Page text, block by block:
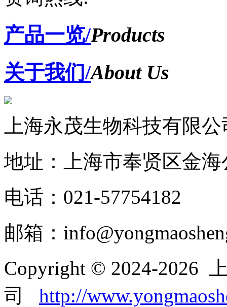
产品一览/Products
关于我们/About Us
上海永茂生物科技有限公
地址：上海市奉贤区金海
电话：021-57754182
邮箱：
Copyright © 2024-2026
司 http://